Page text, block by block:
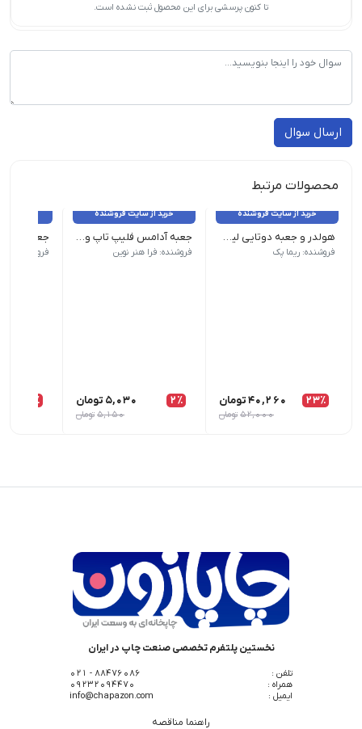
تا کنون پرسشی برای این محصول ثبت نشده است.
ارسال سوال
محصولات مرتبط
خرید از سایت فروشنده
هولدر و جعبه دوتایی لیوان بسته 200 عددی - عرض ۱۰ - طول ۱۷/۵ - ارتفاع ۲۰
فروشنده: ریما پک
23٪ 40,260تومان
52,000 تومان
خرید از سایت فروشنده
جعبه آدامس فلیپ تاپ و شیکر تاپ chewing gum box
فروشنده: فرا هنر نوین
2٪ 5,030 تومان
5,150 تومان
جعبه
فروشنده: فرا
1٪
نخستین پلتفرم تخصصی صنعت چاپ در ایران
تلفن :
88476086 - 021
همراه :
09232094470
ایمیل :
info@chapazon.com
راهنما مناقصه